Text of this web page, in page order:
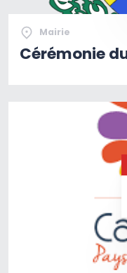
Mairie
Cérémonie